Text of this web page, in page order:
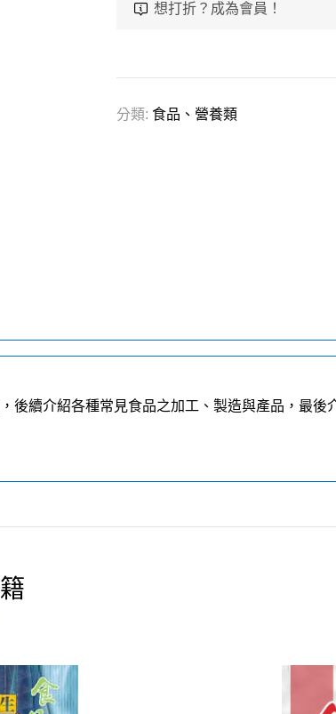
想打折？成為會員！
分類: 食品、營養類
後續介紹各種常見食品之加工、製造與產品，最後